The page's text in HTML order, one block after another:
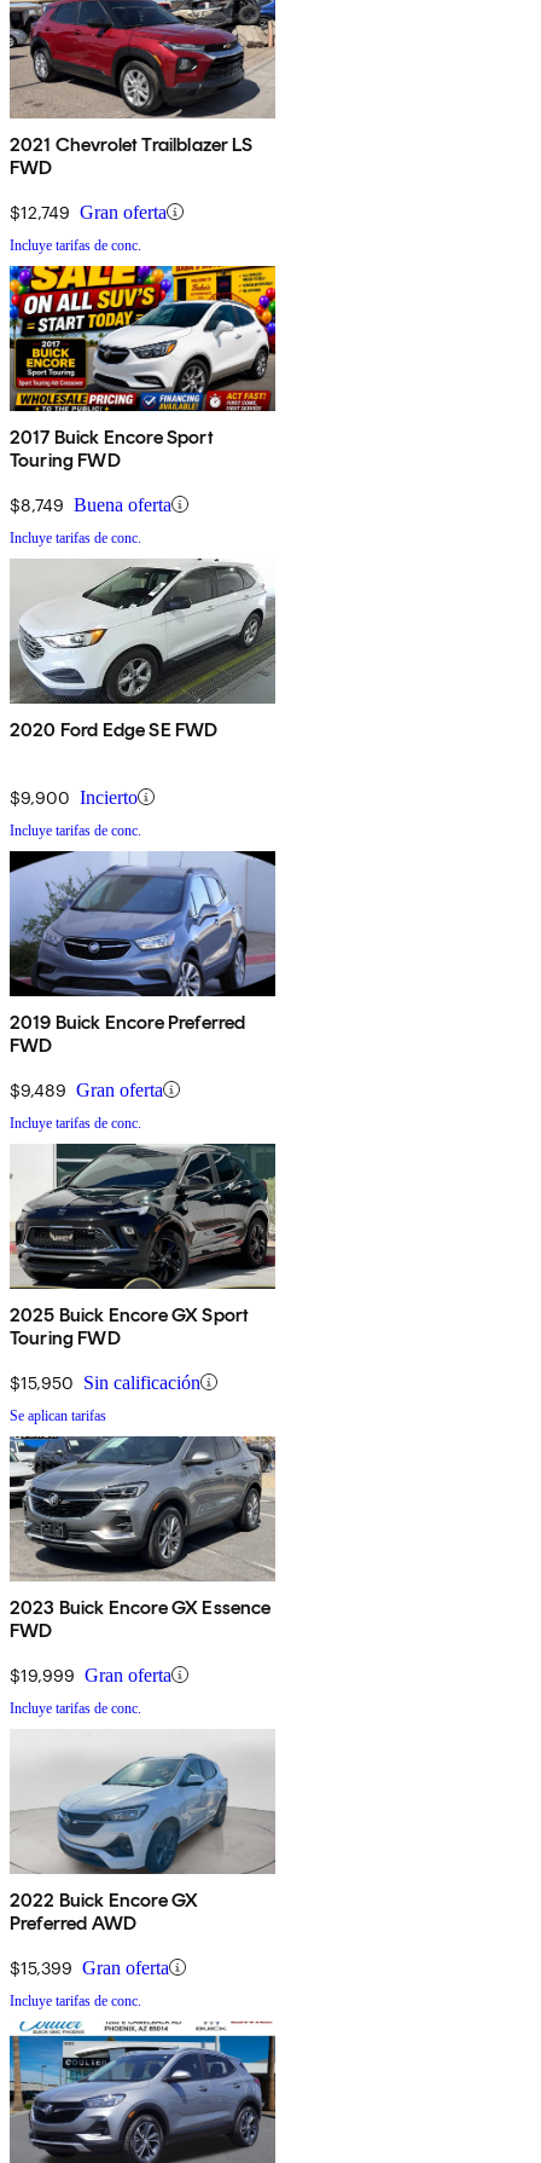
2021 Chevrolet Trailblazer LS
FWD
$12,749 Gran oferta
Incluye tarifas de conc.
2017 Buick Encore Sport
Touring FWD
$8,749 Buena oferta
Incluye tarifas de conc.
2020 Ford Edge SE FWD
$9,900 Incierto
Incluye tarifas de conc.
2019 Buick Encore Preferred
FWD
$9,489 Gran oferta
Incluye tarifas de conc.
2025 Buick Encore GX Sport
Touring FWD
$15,950 Sin calificación
Se aplican tarifas
2023 Buick Encore GX Essence
FWD
$19,999 Gran oferta
Incluye tarifas de conc.
2022 Buick Encore GX
Preferred AWD
$15,399 Gran oferta
Incluye tarifas de conc.